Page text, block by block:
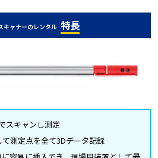
キャナーのレンタル 特長
スキャンし測定
測定点を全て3Dデータ記録